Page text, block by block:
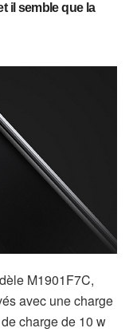
il semble que la
M1901F7C,
avec une charge
charge de 10 w